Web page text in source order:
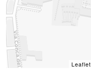
Leaflet